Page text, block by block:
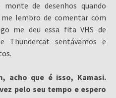
de desenhos quando
lembro de comentar com
me deu essa fita VHS de
Thundercat sentávamos e
acho que é isso, Kamasi.
pelo seu tempo e espero